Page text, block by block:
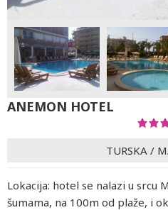
ANEMON HOTEL
TURSKA /
Lokacija: hotel se nalazi u srcu
šumama, na 100m od plaže, i